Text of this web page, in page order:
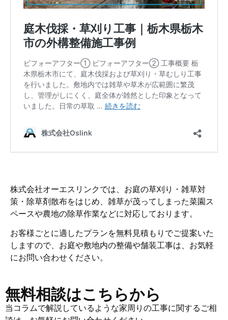
株式会社オーエスリンクでは、お庭の草刈り・雑草対
策・除草剤散布をはじめ、雑草が茂ってしまった菜園ス
ペースや農地の除草作業などに対応しております。
お客様ごとに適したプランを無料見積もりでご提案いた
しますので、お庭や敷地内の整備や舗装工事は、お気軽
にお問い合わせください。
無料相談はこちらから
当コラムで解説しているような家周りの工事に関するご相